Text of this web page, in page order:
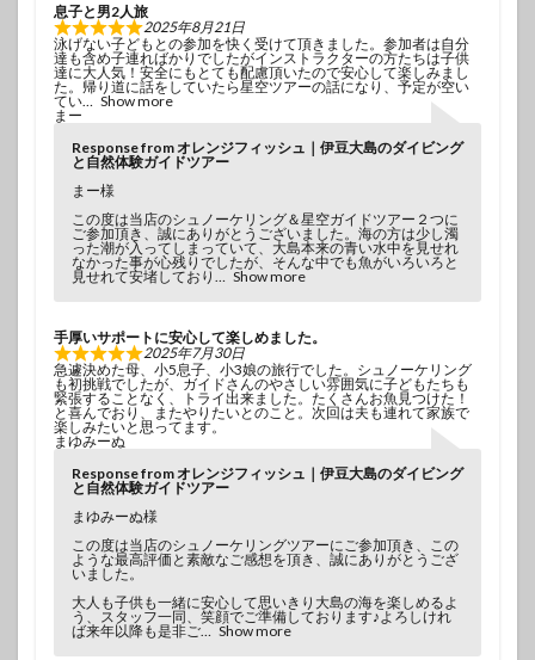
息子と男2人旅
2025年8月21日
泳げない子どもとの参加を快く受けて頂きました。参加者は自分
達も含め子連ればかりでしたがインストラクターの方たちは子供
達に大人気！安全にもとても配慮頂いたので安心して楽しみまし
た。帰り道に話をしていたら星空ツアーの話になり、予定が空い
てい
Show more
まー
Response from オレンジフィッシュ｜伊豆大島のダイビング
と自然体験ガイドツアー
まー様
この度は当店のシュノーケリング＆星空ガイドツアー２つに
ご参加頂き、誠にありがとうございました。海の方は少し濁
った潮が入ってしまっていて、大島本来の青い水中を見せれ
なかった事が心残りでしたが、そんな中でも魚がいろいろと
見せれて安堵しており
Show more
手厚いサポートに安心して楽しめました。
2025年7月30日
急遽決めた母、小5息子、小3娘の旅行でした。シュノーケリング
も初挑戦でしたが、ガイドさんのやさしい雰囲気に子どもたちも
緊張することなく、トライ出来ました。たくさんお魚見つけた！
と喜んでおり、またやりたいとのこと。次回は夫も連れて家族で
楽しみたいと思ってます。
まゆみーぬ
Response from オレンジフィッシュ｜伊豆大島のダイビング
と自然体験ガイドツアー
まゆみーぬ様
この度は当店のシュノーケリングツアーにご参加頂き、この
ような最高評価と素敵なご感想を頂き、誠にありがとうござ
いました。
大人も子供も一緒に安心して思いきり大島の海を楽しめるよ
う、スタッフ一同、笑顔でご準備しております♪よろしけれ
ば来年以降も是非ご
Show more